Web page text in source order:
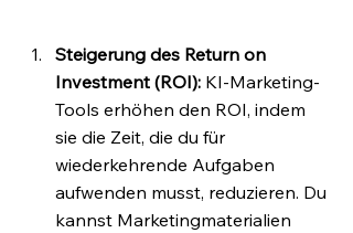
Steigerung des Return on
Investment (ROI): KI-Marketing-
Tools erhöhen den ROI, indem
sie die Zeit, die du für
wiederkehrende Aufgaben
aufwenden musst, reduzieren. Du
kannst Marketingmaterialien